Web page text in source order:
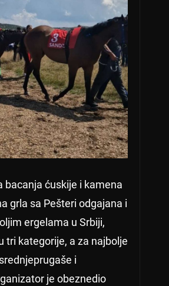
bacanja ćuskije i kamena
grla sa Pešteri odgajana i
ergelama u Srbiji,
tri kategorije, a za najbolje
i
je obeznedio